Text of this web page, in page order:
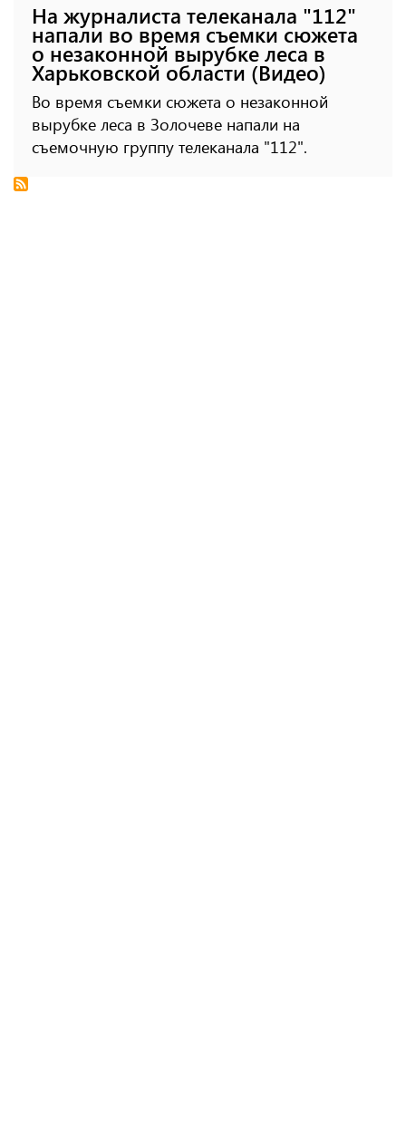
На журналиста телеканала "112"
напали во время съемки сюжета
о незаконной вырубке леса в
Харьковской области (Видео)
Во время съемки сюжета о незаконной
вырубке леса в Золочеве напали на
съемочную группу телеканала "112".